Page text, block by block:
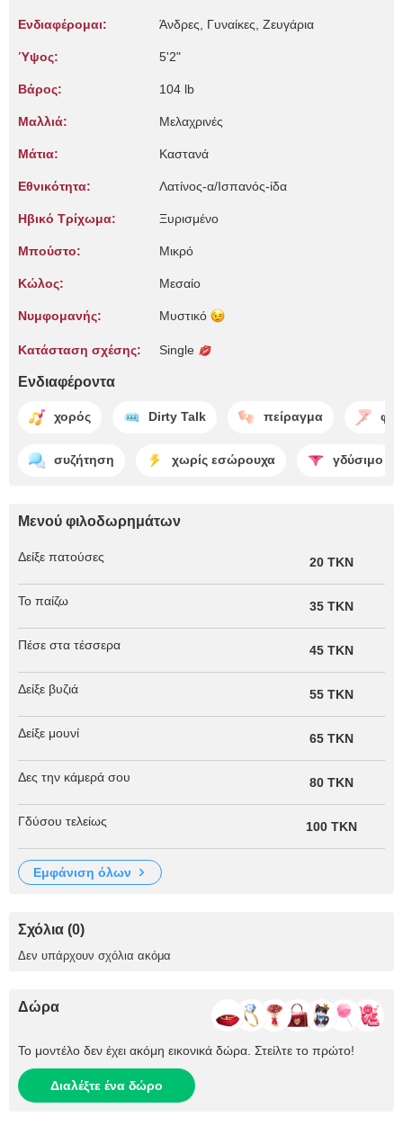
Ενδιαφέρομαι: Άνδρες, Γυναίκες, Zευγάρια
Ύψος: 5'2"
Βάρος: 104 lb
Μαλλιά: Μελαχρινές
Μάτια: Καστανά
Εθνικότητα: Λατίνος-α/Ισπανός-ίδα
Ηβικό Τρίχωμα: Ξυρισμένο
Μπούστο: Μικρό
Κώλος: Μεσαίο
Νυμφομανής: Μυστικό
Κατάσταση σχέσης: Single
Ενδιαφέροντα
χορός Dirty Talk πείραγμα
συζήτηση χωρίς εσώρουχα γδύσιμο
Μενού φιλοδωρημάτων
Δείξε πατούσες 20 TKN
Το παίζω 35 TKN
Πέσε στα τέσσερα 45 TKN
Δείξε βυζιά 55 TKN
Δείξε μουνί 65 TKN
Δες την κάμερά σου 80 TKN
Γδύσου τελείως 100 TKN
εμφάνιση όλων
Σχόλια (0)
Δεν υπάρχουν σχόλια ακόμα
Δώρα
Το μοντέλο δεν έχει ακόμη εικονικά δώρα. Στείλτε το πρώτο!
Διαλέξτε ένα δώρο